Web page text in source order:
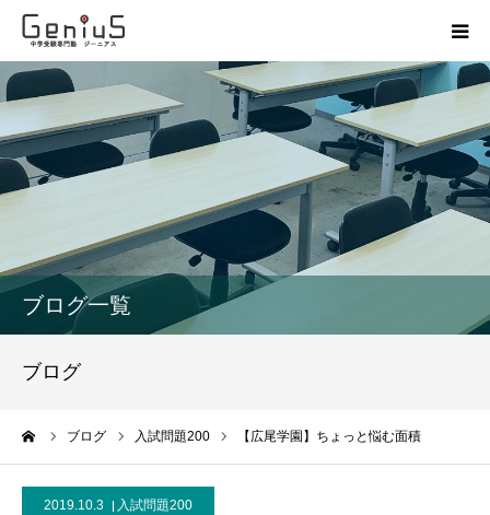
ブログ一覧
ブログ
ブログ 入試問題200 【広尾学園】ちょっと悩む面積
2019.10.3 入試問題200
授業
志望校別特訓
模試
お問い合わせ